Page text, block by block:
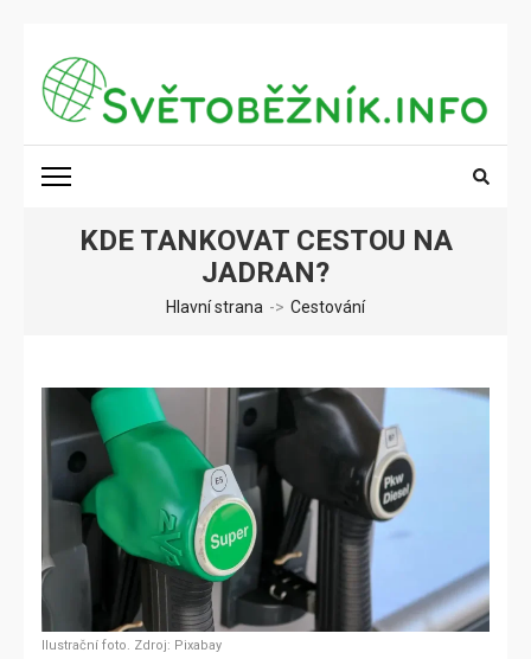
obsah
(stiskněte
Enter)
SVĚTOBĚŽNÍK.INFO
KDE TANKOVAT CESTOU NA
JADRAN?
Hlavní strana -> Cestování
Ilustrační foto. Zdroj: Pixabay